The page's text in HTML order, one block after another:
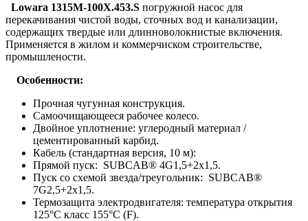
Lowara 1315M-100X.453.S погружной насос для
перекачивания чистой воды, сточных вод и канализации,
содержащих твердые или длинноволокнистые включения.
Применяется в жилом и коммерчиском строительстве,
промышлености.
Особенности:
Прочная чугунная конструкция.
Самоочищающееся рабочее колесо.
Двойное уплотнение: углеродный материал /
цементированный карбид.
Кабель (стандартная версия, 10 м):
Прямой пуск: SUBCAB® 4G1,5+2x1,5.
Пуск со схемой звезда/треугольник: SUBCAB®
7G2,5+2x1,5.
Термозащита электродвигателя: температура открытия
125°C класс 155°C (F).